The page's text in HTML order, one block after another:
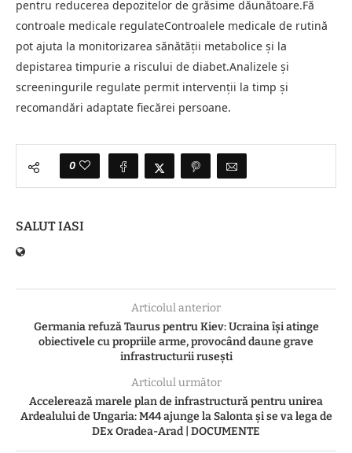
pentru reducerea depozitelor de grăsime dăunătoare.Fă
controale medicale regulateControalele medicale de rutină
pot ajuta la monitorizarea sănătății metabolice și la
depistarea timpurie a riscului de diabet.Analizele și
screeningurile regulate permit intervenții la timp și
recomandări adaptate fiecărei persoane.
0
SALUT IASI
Articolul anterior
Germania refuză Taurus pentru Kiev: Ucraina își atinge
obiectivele cu propriile arme, provocând daune grave
infrastructurii rusești
Articolul următor
Accelerează marele plan de infrastructură pentru unirea
Ardealului de Ungaria: M44 ajunge la Salonta și se va lega de
DEx Oradea-Arad | DOCUMENTE